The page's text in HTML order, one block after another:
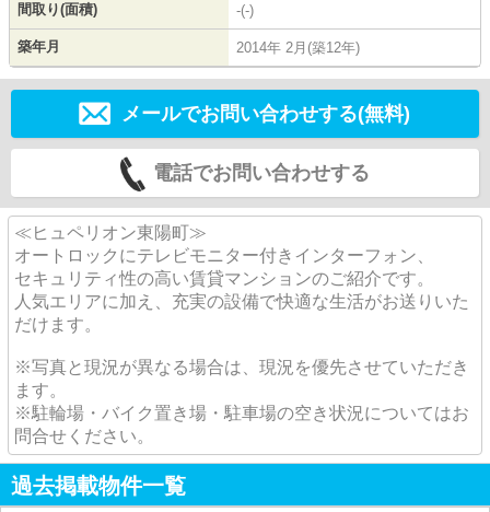
間取り(面積) -(-)
築年月 2014年 2月(築12年)
メールでお問い合わせする(無料)
電話でお問い合わせする
≪ヒュペリオン東陽町≫
オートロックにテレビモニター付きインターフォン、
セキュリティ性の高い賃貸マンションのご紹介です。
人気エリアに加え、充実の設備で快適な生活がお送りいた
だけます。
※写真と現況が異なる場合は、現況を優先させていただき
ます。
※駐輪場・バイク置き場・駐車場の空き状況についてはお
問合せください。
過去掲載物件一覧